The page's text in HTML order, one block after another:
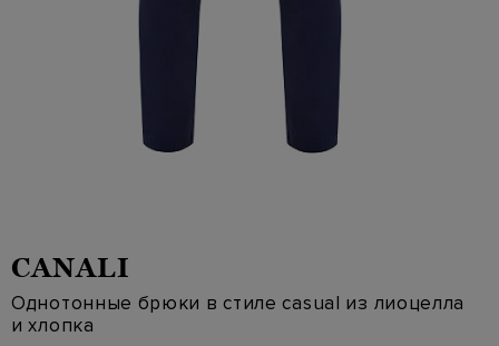
CANALI
Однотонные брюки в стиле casual из лиоцелла
и хлопка